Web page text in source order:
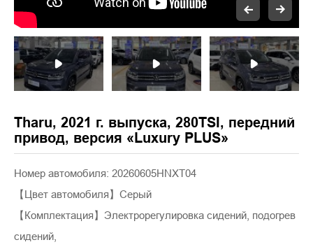
Tharu, 2021 г. выпуска, 280TSI, передний
привод, версия «Luxury PLUS»
Номер автомобиля: 20260605HNXT04
【Цвет автомобиля】Серый
【Комплектация】Электрорегулировка сидений, подогрев
сидений,